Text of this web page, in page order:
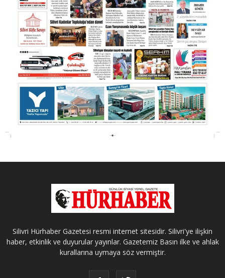
Silivri Hürhaber Gazetesi resmi internet sitesidir. Silivri'ye ilişkin
haber, etkinlik ve duyurular yayınlar. Gazetemiz Basın ilke ve ahlak
kurallarına uymaya söz vermiştir.